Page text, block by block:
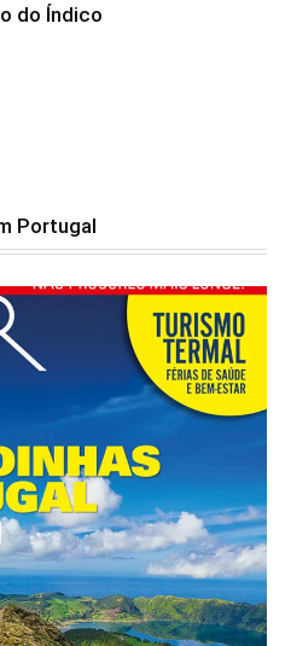
do Índico
Portugal